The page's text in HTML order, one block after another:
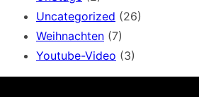
Uncategorized (26)
Weihnachten (7)
Youtube-Video (3)